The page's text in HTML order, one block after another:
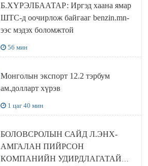
Б.ХҮРЭЛБААТАР: Иргэд хаана ямар
ШТС-д оочирлож байгааг benzin.mn-
ээс мэдэх боломжтой
56 мин
Монголын экспорт 12.2 тэрбум
ам.долларт хүрэв
1 цаг 40 мин
БОЛОВСРОЛЫН САЙД Л.ЭНХ-
АМГАЛАН ПИЙРСОН
КОМПАНИЙН УДИРДЛАГАТАЙ